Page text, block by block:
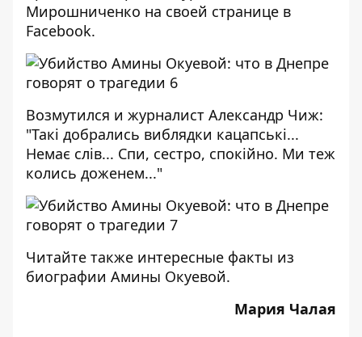
Мирошниченко на своей странице в
Facebook.
Возмутился и журналист Александр Чиж:
"Такі добрались виблядки кацапські...
Немає слів... Спи, сестро, спокійно. Ми теж
колись доженем..."
Читайте также интересные факты из
биографии Амины Окуевой.
Мария Чалая